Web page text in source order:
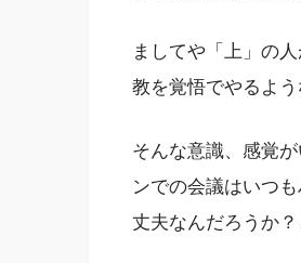
ましてや「上」の
教を覚悟でやるよう
そんな意識、感覚
ンでの会議はいつ
丈夫なんだろうか？